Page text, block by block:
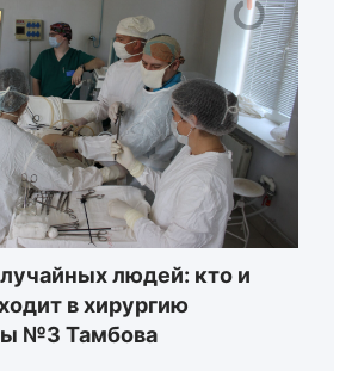
людей: кто и
в хирургию
№3 Тамбова